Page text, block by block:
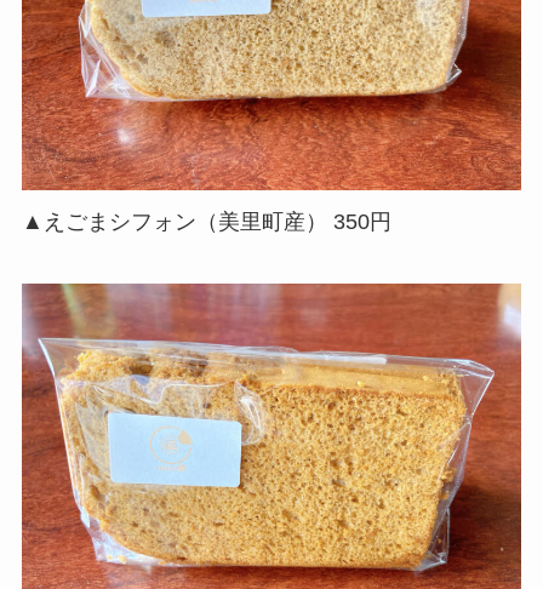
▲えごまシフォン（美里町産） 350円